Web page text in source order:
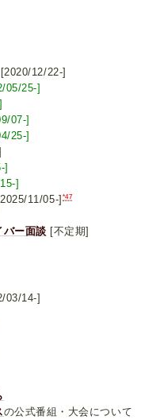
[2020/12/22-]
05/25-]
07-]
25-]
]
]
11/05-]*47
バー面談 [不定期]
03/14-]
の公式番組・大会について